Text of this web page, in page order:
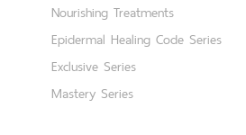
Nourishing Treatments
Epidermal Healing Code Series
Exclusive Series
Mastery Series